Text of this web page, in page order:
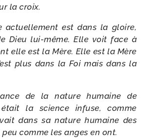
la croix.
actuel­le­ment est dans la gloire,
Dieu lui-​même. Elle voit face à
elle est la Mère. Elle est la Mère
plus dans la Foi mais dans la
de la nature humaine de
était la science infuse, comme
dans sa nature humaine des
comme les anges en ont.